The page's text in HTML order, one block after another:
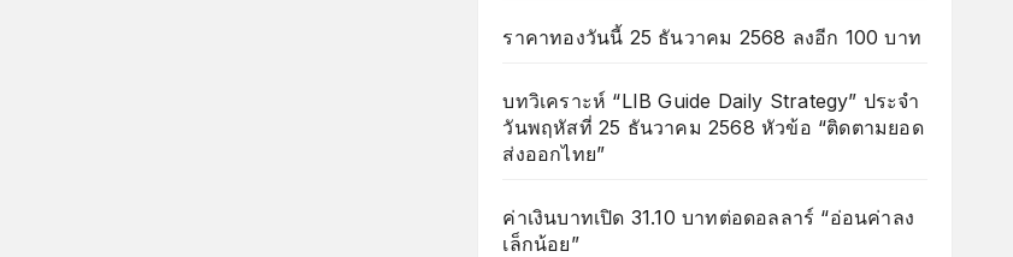
ราคาทองวันนี้ 25 ธันวาคม 2568 ลงอีก 100 บาท
บทวิเคราะห์ “LIB Guide Daily Strategy” ประจำ
วันพฤหัสที่ 25 ธันวาคม 2568 หัวข้อ “ติดตามยอด
ส่งออกไทย”
ค่าเงินบาทเปิด 31.10 บาทต่อดอลลาร์ “อ่อนค่าลง
เล็กน้อย”